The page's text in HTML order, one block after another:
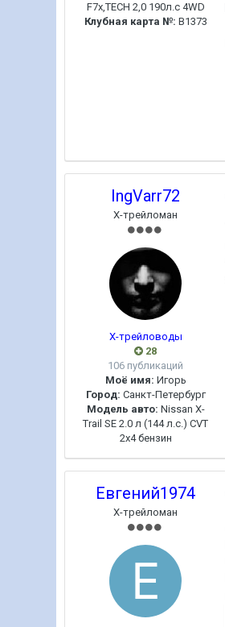
F7x,TECH 2,0 190л.с 4WD
Клубная карта №: B1373
IngVarr72
Х-трейломан
Х-трейловоды
28
106 публикаций
Моё имя: Игорь
Город: Санкт-Петербург
Модель авто: Nissan X-
Trail SE 2.0 л (144 л.с.) CVT
2x4 бензин
Евгений1974
Х-трейломан